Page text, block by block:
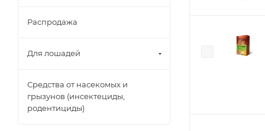
Распродажа
Для лошадей
Средства от насекомых и
грызунов (инсектециды,
родентициды)